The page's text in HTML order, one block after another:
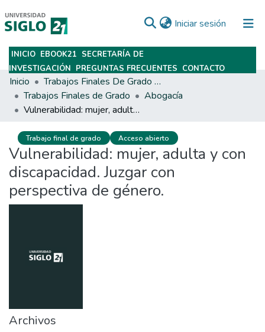
Iniciar sesión (current)
Subir
INICIO EBOOK21 SECRETARÍA DE
INVESTIGACIÓN PREGUNTAS FRECUENTES CONTACTO
Inicio
Trabajos Finales De Grado Y Posgrado
Trabajos Finales de Grado
Abogacía
Vulnerabilidad: mujer, adulta y con discapacidad. Juzgar con perspectiva de género.
Trabajo final de grado Acceso abierto
Vulnerabilidad: mujer, adulta y con
discapacidad. Juzgar con
perspectiva de género.
Archivos